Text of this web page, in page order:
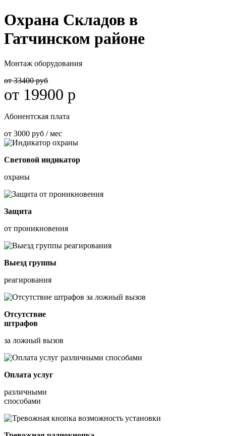
Охрана Складов в
Гатчинском районе
Монтаж оборудования
от 33400 руб
от 19900 р
Абонентская плата
от 3000 руб / мес
Световой индикатор
охраны
Защита
от проникновения
Выезд группы
реагирования
Отсутствие
штрафов
за ложный вызов
Оплата услуг
различными
способами